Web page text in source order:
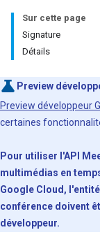
Sur cette page
Signature
Détails
Preview
Preview développeur
certaines
Pour utiliser l'API
multimédias en
Google Cloud,
conférence doivent
développeur.